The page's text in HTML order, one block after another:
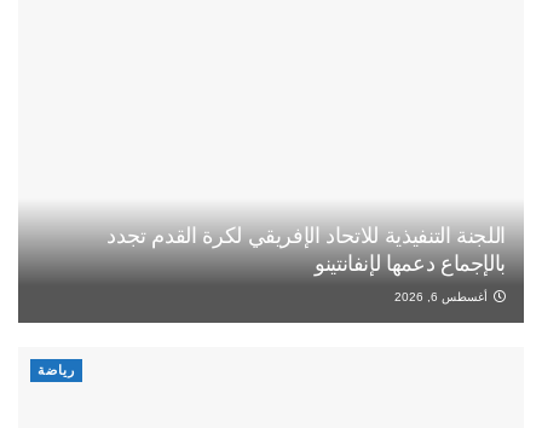
اللجنة التنفيذية للاتحاد الإفريقي لكرة القدم تجدد
بالإجماع دعمها لإنفانتينو
أغسطس 6, 2026
رياضة